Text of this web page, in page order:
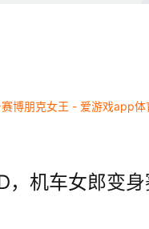
赛博朋克女王 - 爱游戏app体
，机车女郎变